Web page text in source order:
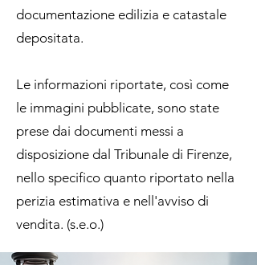
documentazione edilizia e catastale
depositata.
Le informazioni riportate, così come
le immagini pubblicate, sono state
prese dai documenti messi a
disposizione dal Tribunale di Firenze,
nello specifico quanto riportato nella
perizia estimativa e nell'avviso di
vendita. (s.e.o.)